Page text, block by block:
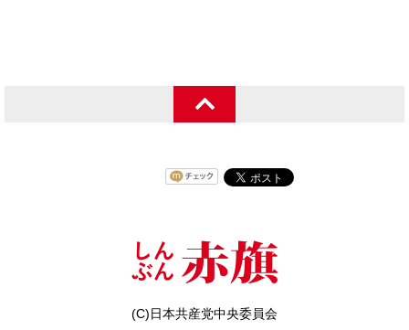
(C)日本共産党中央委員会